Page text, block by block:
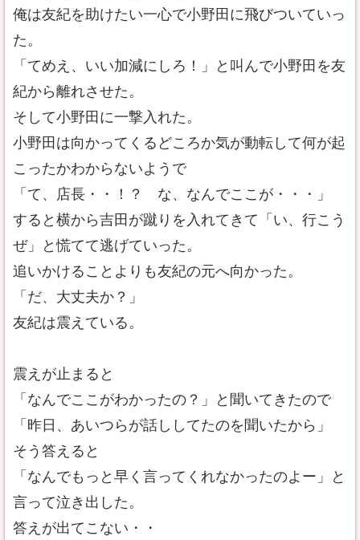
俺は友紀を助けたい一心で小野田に飛びついていっ
た。
「てめえ、いい加減にしろ！」と叫んで小野田を友
紀から離れさせた。
そして小野田に一撃入れた。
小野田は向かってくるどころか気が動転して何が起
こったかわからないようで
「て、店長・・！？ な、なんでここが・・・」
すると横から吉田が蹴りを入れてきて「い、行こう
ぜ」と慌てて逃げていった。
追いかけることよりも友紀の元へ向かった。
「だ、大丈夫か？」
友紀は震えている。
震えが止まると
「なんでここがわかったの？」と聞いてきたので
「昨日、あいつらが話ししてたのを聞いたから」
そう答えると
「なんでもっと早く言ってくれなかったのよー」と
言って泣き出した。
答えが出てこない・・